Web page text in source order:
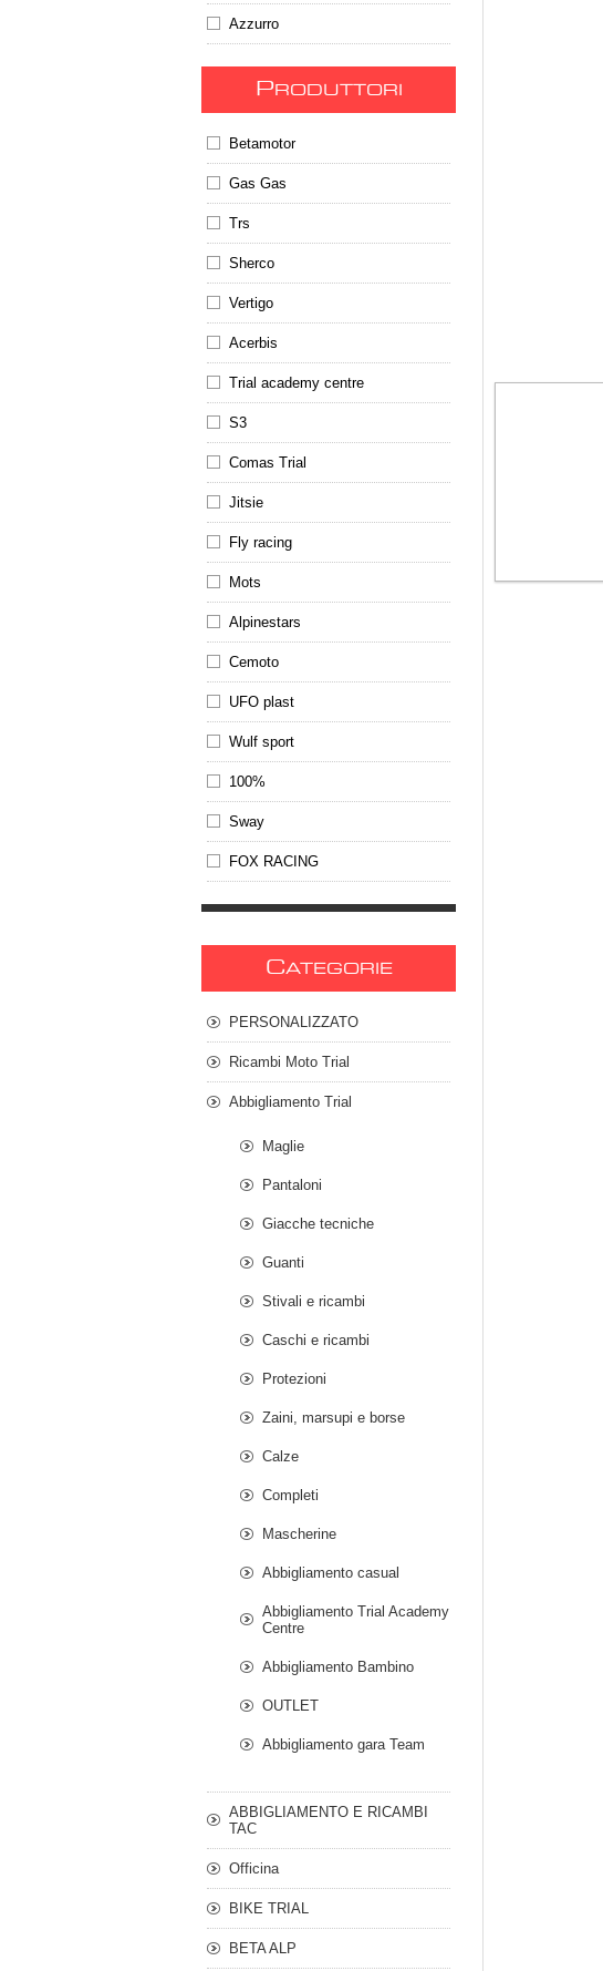
Azzurro
PRODUTTORI
Betamotor
Gas Gas
Trs
Sherco
Vertigo
Acerbis
Trial academy centre
S3
Comas Trial
Jitsie
Fly racing
Mots
Alpinestars
Cemoto
UFO plast
Wulf sport
100%
Sway
FOX RACING
CATEGORIE
PERSONALIZZATO
Ricambi Moto Trial
Abbigliamento Trial
Maglie
Pantaloni
Giacche tecniche
Guanti
Stivali e ricambi
Caschi e ricambi
Protezioni
Zaini, marsupi e borse
Calze
Completi
Mascherine
Abbigliamento casual
Abbigliamento Trial Academy
Centre
Abbigliamento Bambino
OUTLET
Abbigliamento gara Team
ABBIGLIAMENTO E RICAMBI
TAC
Officina
BIKE TRIAL
BETA ALP